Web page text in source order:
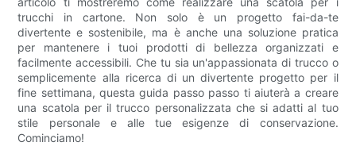
trucchi in cartone. Non solo è un progetto fai-da-te
divertente e sostenibile, ma è anche una soluzione pratica
per mantenere i tuoi prodotti di bellezza organizzati e
facilmente accessibili. Che tu sia un'appassionata di trucco o
semplicemente alla ricerca di un divertente progetto per il
fine settimana, questa guida passo passo ti aiuterà a creare
una scatola per il trucco personalizzata che si adatti al tuo
stile personale e alle tue esigenze di conservazione.
Cominciamo!